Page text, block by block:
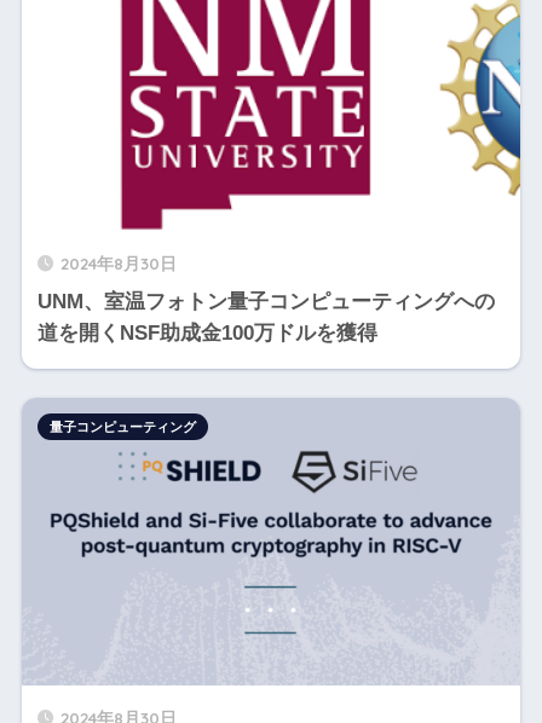
2024年8月30日
UNM、室温フォトン量子コンピューティングへの
道を開くNSF助成金100万ドルを獲得
2024年8月30日
量子コンピューティング